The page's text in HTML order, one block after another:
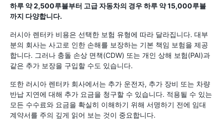
하루 약 2,500루블부터 고급 자동차의 경우 하루 약 15,000루블
까지 다양합니다.
러시아 렌터카 비용은 선택한 보험 유형에 따라 달라집니다. 대부
분의 회사는 사고로 인한 손해를 보장하는 기본 책임 보험을 제공
합니다. 그러나 충돌 손상 면책(CDW) 또는 개인 상해 보험(PAI)과
같은 추가 보장을 구입할 수도 있습니다.
또한 러시아 렌터카 회사에서는 추가 운전자, 추가 장비 또는 차량
반납 지연에 대해 추가 요금을 청구할 수 있습니다. 적용될 수 있는
모든 수수료와 요금을 확실히 이해하기 위해 서명하기 전에 임대
계약서를 주의 깊게 읽어 보는 것이 중요합니다.